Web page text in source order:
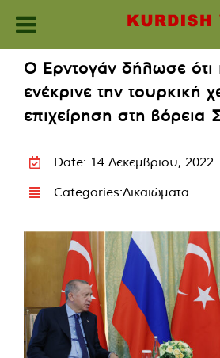
content
Ο Ερντογάν δήλωσε ότι
ενέκρινε την τουρκική
επιχείρηση στη βόρεια
Date: 14 Δεκεμβρίου, 2022
Categories:Δικαιώματα